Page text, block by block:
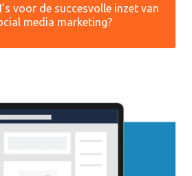
voor de succesvolle inzet van
media marketing?